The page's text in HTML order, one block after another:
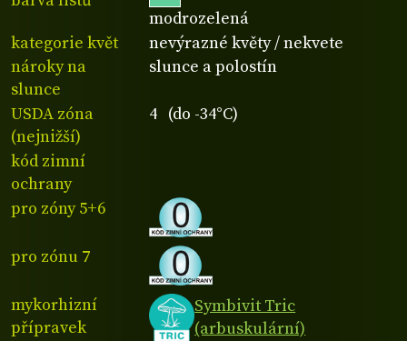
modrozelená
kategorie květ
nevýrazné květy / nekvete
nároky na
slunce
slunce a polostín
USDA zóna
(nejnižší)
4 (do -34°C)
kód zimní
ochrany
pro zóny 5+6
pro zónu 7
mykorhizní
přípravek
Symbivit Tric
(arbuskulární)